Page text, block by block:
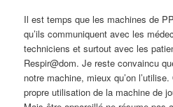
Il est temps que les machines de
qu’ils communiquent avec les
techniciens et surtout avec les
Respir@dom. Je reste convaincu
notre machine, mieux qu’on
propre utilisation de la machine de